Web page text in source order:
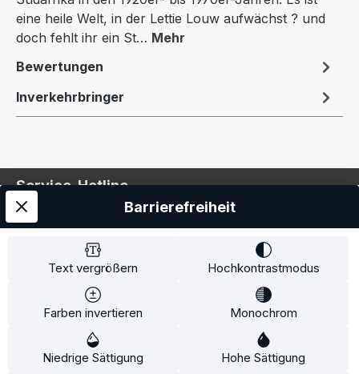
eine heile Welt, in der Lettie Louw aufwächst ? und
doch fehlt ihr ein St… Mehr
Bewertungen
Inverkehrbringer
Service-Hotline
Service
Information
* Alle Preise inkl. gesetzl. Mehrwertsteuer zzgl.
Text vergrößern Hochkontrastmodus
Farben invertieren Monochrom
Niedrige Sättigung Hohe Sättigung
Barrierefreiheit